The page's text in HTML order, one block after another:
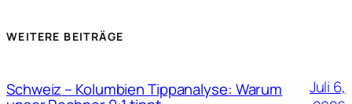
WEITERE BEITRÄGE
Schweiz – Kolumbien Tippanalyse: Warum
Juli 6,